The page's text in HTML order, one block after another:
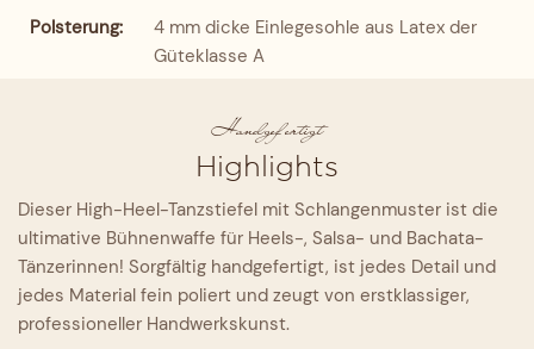
Polsterung:
4 mm dicke Einlegesohle aus Latex der
Güteklasse A
Handgefertigt
Highlights
Dieser High-Heel-Tanzstiefel mit Schlangenmuster ist die
ultimative Bühnenwaffe für Heels-, Salsa- und Bachata-
Tänzerinnen! Sorgfältig handgefertigt, ist jedes Detail und
jedes Material fein poliert und zeugt von erstklassiger,
professioneller Handwerkskunst.